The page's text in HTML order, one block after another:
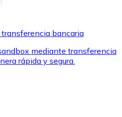
para comprar
bancaria
mediante transferencia
rápida y segura.